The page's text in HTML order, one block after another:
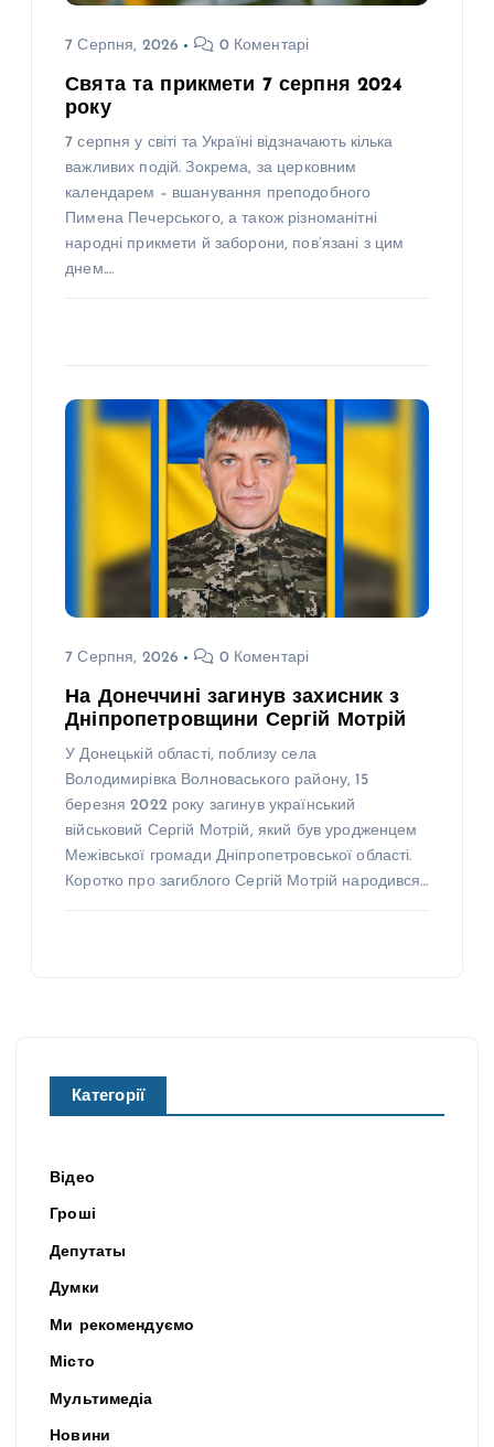
7 Серпня, 2026 0 Коментарі
Свята та прикмети 7 серпня 2024
року
7 серпня у світі та Україні відзначають кілька
важливих подій. Зокрема, за церковним
календарем – вшанування преподобного
Пимена Печерського, а також різноманітні
народні прикмети й заборони, пов’язані з цим
днем.…
7 Серпня, 2026 0 Коментарі
На Донеччині загинув захисник з
Дніпропетровщини Сергій Мотрій
У Донецькій області, поблизу села
Володимирівка Волноваського району, 15
березня 2022 року загинув український
військовий Сергій Мотрій, який був уродженцем
Межівської громади Дніпропетровської області.
Коротко про загиблого Сергій Мотрій народився…
Категорії
Відео
Гроші
Депутаты
Думки
Ми рекомендуємо
Місто
Мультимедіа
Новини